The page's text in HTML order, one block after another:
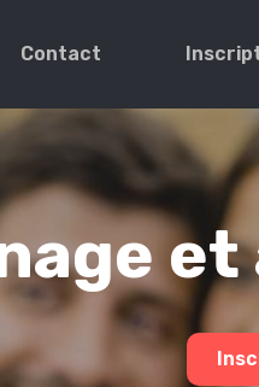
Contact